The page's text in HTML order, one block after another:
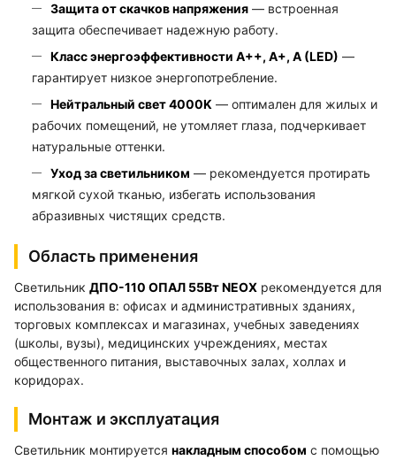
Защита от скачков напряжения — встроенная
защита обеспечивает надежную работу.
Класс энергоэффективности A++, A+, A (LED) —
гарантирует низкое энергопотребление.
Нейтральный свет 4000K — оптимален для жилых и
рабочих помещений, не утомляет глаза, подчеркивает
натуральные оттенки.
Уход за светильником — рекомендуется протирать
мягкой сухой тканью, избегать использования
абразивных чистящих средств.
Область применения
Светильник ДПО-110 ОПАЛ 55Вт NEOX рекомендуется для
использования в: офисах и административных зданиях,
торговых комплексах и магазинах, учебных заведениях
(школы, вузы), медицинских учреждениях, местах
общественного питания, выставочных залах, холлах и
коридорах.
Монтаж и эксплуатация
Светильник монтируется накладным способом с помощью